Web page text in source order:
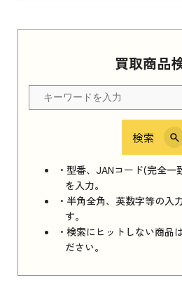
買取商品
検索
・型番、JANコード(完全
を入力。
・半角全角、英数字等の入
す。
・検索にヒットしない商品
ださい。
Apple Watch Series 11
ちら
iPhone 16e シリーズ 2025
iPhone 16e シリーズ
ら
iPad 11インチ 2025年春
はこちら